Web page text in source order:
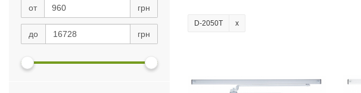
от грн
до грн
9903 (6)
B1000V (2)
B1006
CO-54
D-2050T